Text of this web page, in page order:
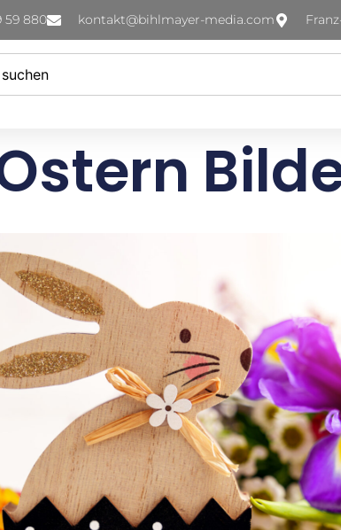
59 880 kontakt@bihlmayer-media.com